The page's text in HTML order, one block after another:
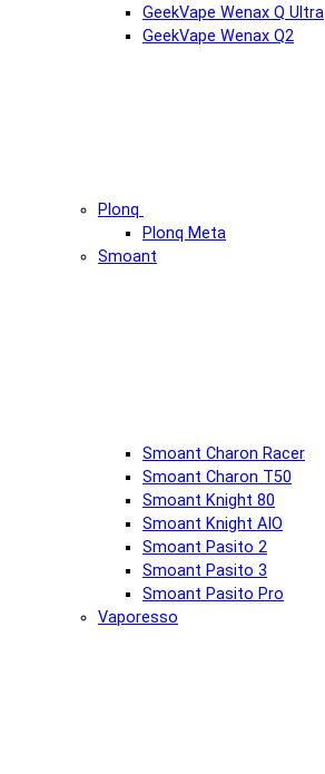
GeekVape Wenax Q Ultra
GeekVape Wenax Q2
Plonq
Plonq Meta
Smoant
Smoant Charon Racer
Smoant Charon T50
Smoant Knight 80
Smoant Knight AIO
Smoant Pasito 2
Smoant Pasito 3
Smoant Pasito Pro
Vaporesso